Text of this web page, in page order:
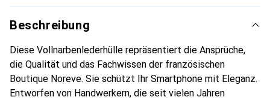
Beschreibung
Diese Vollnarbenlederhülle repräsentiert die Ansprüche,
die Qualität und das Fachwissen der französischen
Boutique Noreve. Sie schützt Ihr Smartphone mit Eleganz.
Entworfen von Handwerkern, die seit vielen Jahren